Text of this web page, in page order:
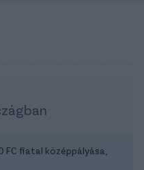
fiatal középpályása,